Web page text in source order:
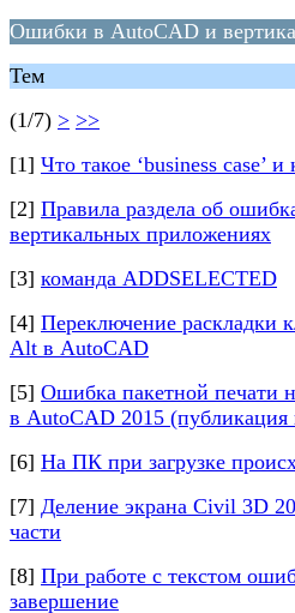
Ошибки в AutoCAD и
Тем
(1/7) > >>
[1] Что такое ‘business case’
[2] Правила раздела об
вертикальных приложениях
[3] команда ADDSELECTED
[4] Переключение раскладки
Alt в AutoCAD
[5] Ошибка пакетной печати
в AutoCAD 2015 (публикация
[6] На ПК при загрузке
[7] Деление экрана Civil 3D
части
[8] При работе с текстом
завершение